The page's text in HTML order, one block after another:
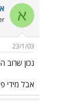
א
23/1/03
נכון שרוב
אבל מידי